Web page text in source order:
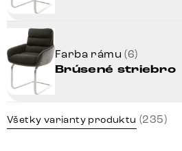
Farba rámu(6)
Brúsené striebro
Všetky varianty produktu (235)